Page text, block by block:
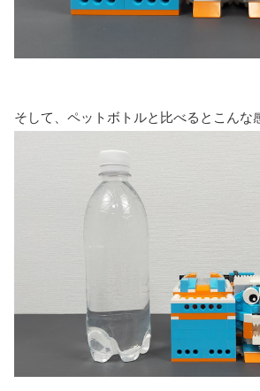
そして、ペットボトルと比べるとこんな